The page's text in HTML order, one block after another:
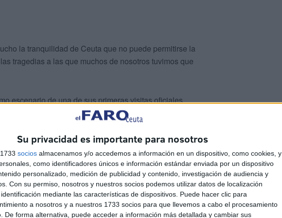
Su privacidad es importante para nosotros
socios almacenamos y/o accedemos a información en un dispositivo, como cookies, y
como identificadores únicos e información estándar enviada por un dispositivo
personalizado, medición de publicidad y contenido, investigación de audiencia y
Con su permiso, nosotros y nuestros socios podemos utilizar datos de localización
mediante las características de dispositivos. Puede hacer clic para
a nosotros y a nuestros 1733 socios para que llevemos a cabo el procesamiento
De forma alternativa, puede acceder a información más detallada y cambiar sus
la tranquilidad de Ceuta que no puede permitirse la
tragedias a las que muchos de nosotros tuvimos que
escenario de una de sus primeras visitas oficiales
este punto, a la necesidad de que las relaciones
se ejecuten como se deben, facilitando un control
de lado los complejos que muchos insisten en explotar
muchas ocasiones por relaciones de amistad y